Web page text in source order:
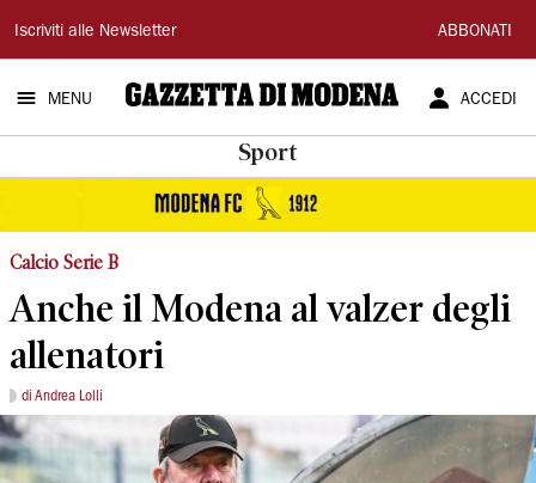
Gazzetta
di
Modena
Iscriviti alle Newsletter ABBONATI
MENU ACCEDI
Sport
Calcio Serie B
Anche il Modena al valzer degli
allenatori
di Andrea Lolli